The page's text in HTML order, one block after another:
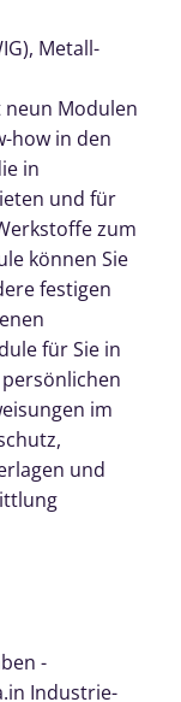
Metall-
neun Modulen
how in den
in
und für
zum
können Sie
festigen
für Sie in
im
und
-
Industrie-